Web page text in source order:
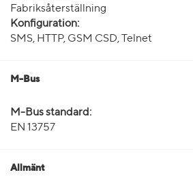
Fabriksåterställning
Konfiguration:
SMS, HTTP, GSM CSD, Telnet
M-Bus
M-Bus standard:
EN 13757
Allmänt